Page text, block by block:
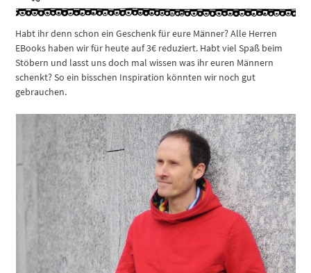
Habt ihr denn schon ein Geschenk für eure Männer? Alle Herren
EBooks haben wir für heute auf 3€ reduziert. Habt viel Spaß beim
Stöbern und lasst uns doch mal wissen was ihr euren Männern
schenkt? So ein bisschen Inspiration könnten wir noch gut
gebrauchen.